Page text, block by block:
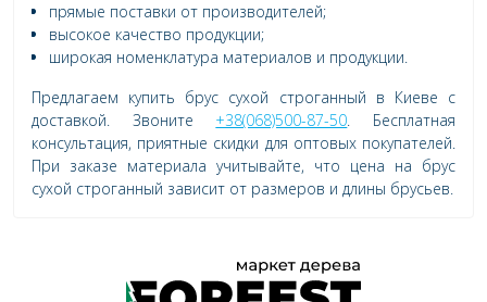
прямые поставки от производителей;
высокое качество продукции;
широкая номенклатура материалов и продукции.
Предлагаем купить брус сухой строганный в Киеве с
доставкой. Звоните +38(068)500-87-50. Бесплатная
консультация, приятные скидки для оптовых покупателей.
При заказе материала учитывайте, что цена на брус
сухой строганный зависит от размеров и длины брусьев.